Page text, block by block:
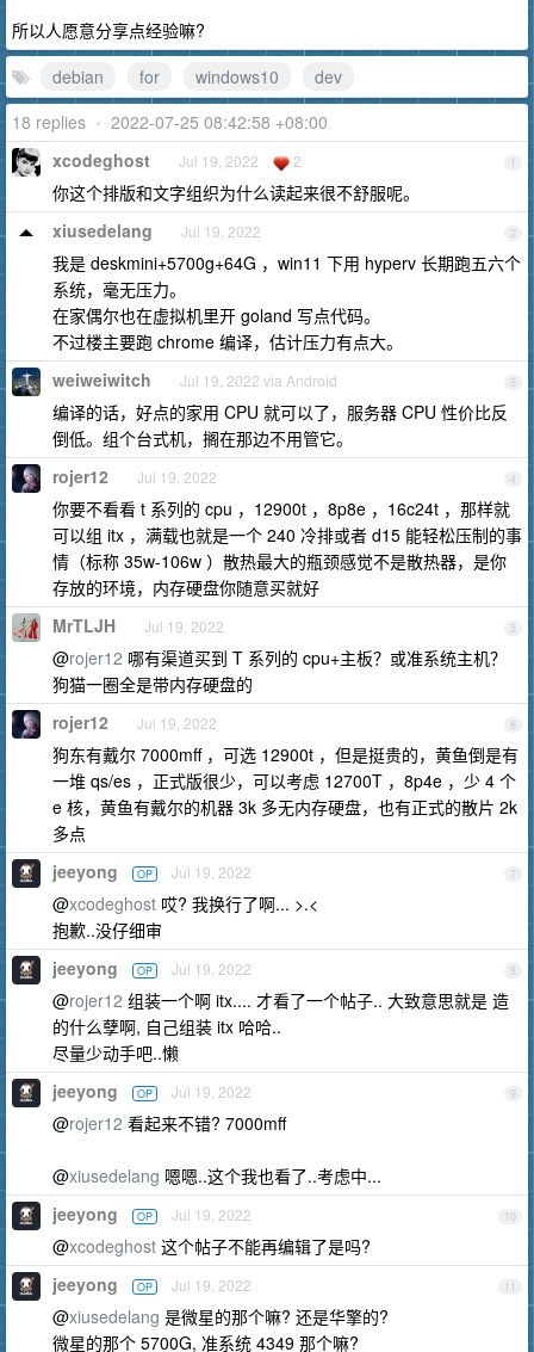
所以人愿意分享点经验嘛?
debian
for windows10
dev
18 replies • 2022-07-25 08:42:58 +08:00
1
xcodeghost Jul 19, 2022 2
你这个排版和文字组织为什么读起来很不舒服呢。
2
xiusedelang Jul 19, 2022
我是 deskmini+5700g+64G ，win11 下用 hyperv 长期跑五六个
系统，毫无压力。
在家偶尔也在虚拟机里开 goland 写点代码。
不过楼主要跑 chrome 编译，估计压力有点大。
3
weiweiwitch Jul 19, 2022 via Android
编译的话，好点的家用 CPU 就可以了，服务器 CPU 性价比反
倒低。组个台式机，搁在那边不用管它。
4
rojer12 Jul 19, 2022
你要不看看 t 系列的 cpu ，12900t ，8p8e ，16c24t ，那样就
可以组 itx ，满载也就是一个 240 冷排或者 d15 能轻松压制的事
情（标称 35w-106w ）散热最大的瓶颈感觉不是散热器，是你
存放的环境，内存硬盘你随意买就好
5
MrTLJH Jul 19, 2022
@rojer12 哪有渠道买到 T 系列的 cpu+主板？或准系统主机？
狗猫一圈全是带内存硬盘的
6
rojer12 Jul 19, 2022
狗东有戴尔 7000mff ，可选 12900t ，但是挺贵的，黄鱼倒是有
一堆 qs/es ，正式版很少，可以考虑 12700T ，8p4e ，少 4 个
e 核，黄鱼有戴尔的机器 3k 多无内存硬盘，也有正式的散片 2k
多点
7
jeeyong OP Jul 19, 2022
@xcodeghost 哎? 我换行了啊... >.<
抱歉..没仔细审
8
jeeyong OP Jul 19, 2022
@rojer12 组装一个啊 itx.... 才看了一个帖子.. 大致意思就是 造
的什么孽啊, 自己组装 itx 哈哈..
尽量少动手吧..懒
9
jeeyong OP Jul 19, 2022
@rojer12 看起来不错? 7000mff
@xiusedelang 嗯嗯..这个我也看了..考虑中...
10
jeeyong OP Jul 19, 2022
@xcodeghost 这个帖子不能再编辑了是吗?
11
jeeyong OP Jul 19, 2022
@xiusedelang 是微星的那个嘛? 还是华擎的?
微星的那个 5700G, 准系统 4349 那个嘛?